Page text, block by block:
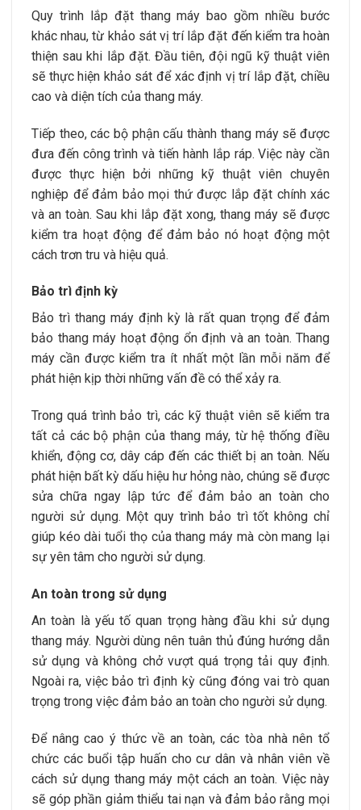
Quy trình lắp đặt thang máy bao gồm nhiều bước
khác nhau, từ khảo sát vị trí lắp đặt đến kiểm tra hoàn
thiện sau khi lắp đặt. Đầu tiên, đội ngũ kỹ thuật viên
sẽ thực hiện khảo sát để xác định vị trí lắp đặt, chiều
cao và diện tích của thang máy.
Tiếp theo, các bộ phận cấu thành thang máy sẽ được
đưa đến công trình và tiến hành lắp ráp. Việc này cần
được thực hiện bởi những kỹ thuật viên chuyên
nghiệp để đảm bảo mọi thứ được lắp đặt chính xác
và an toàn. Sau khi lắp đặt xong, thang máy sẽ được
kiểm tra hoạt động để đảm bảo nó hoạt động một
cách trơn tru và hiệu quả.
Bảo trì định kỳ
Bảo trì thang máy định kỳ là rất quan trọng để đảm
bảo thang máy hoạt động ổn định và an toàn. Thang
máy cần được kiểm tra ít nhất một lần mỗi năm để
phát hiện kịp thời những vấn đề có thể xảy ra.
Trong quá trình bảo trì, các kỹ thuật viên sẽ kiểm tra
tất cả các bộ phận của thang máy, từ hệ thống điều
khiển, động cơ, dây cáp đến các thiết bị an toàn. Nếu
phát hiện bất kỳ dấu hiệu hư hỏng nào, chúng sẽ được
sửa chữa ngay lập tức để đảm bảo an toàn cho
người sử dụng. Một quy trình bảo trì tốt không chỉ
giúp kéo dài tuổi thọ của thang máy mà còn mang lại
sự yên tâm cho người sử dụng.
An toàn trong sử dụng
An toàn là yếu tố quan trọng hàng đầu khi sử dụng
thang máy. Người dùng nên tuân thủ đúng hướng dẫn
sử dụng và không chở vượt quá trọng tải quy định.
Ngoài ra, việc bảo trì định kỳ cũng đóng vai trò quan
trọng trong việc đảm bảo an toàn cho người sử dụng.
Để nâng cao ý thức về an toàn, các tòa nhà nên tổ
chức các buổi tập huấn cho cư dân và nhân viên về
cách sử dụng thang máy một cách an toàn. Việc này
sẽ góp phần giảm thiểu tai nạn và đảm bảo rằng mọi